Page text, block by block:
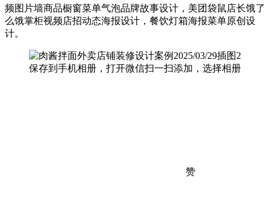
频图片墙商品橱窗菜单气泡品牌故事设计，美团袋鼠店长饿了
么饿掌柜视频店招动态海报设计，餐饮灯箱海报菜单原创设
计。
保存到手机相册，打开微信扫一扫添加，选择相册
赞